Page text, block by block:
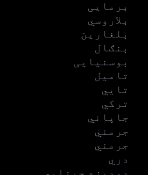
برمایی
بلاروسي
بلغارین
بنګال
بوسنیایی
تامیل
تایي
ترکي
جاپاني
جرمني
جرمني
دري